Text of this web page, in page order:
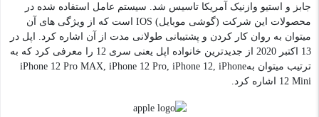
جابز و استیو وازنیک آمریکا تاسیس شد. سیستم عامل استفاده شده در
محصولات این شرکت (گوشی موبایل) IOS است که از ویژگی های آن
میتوان به روان کار کردن و پشتیبانی طولانی مدت از آن اشاره کرد. اپل در
13 اکتبر 2020 از جدیدترین خانواده اپل یعنی سری 12 را معرفی کرد که به
ترتیب میتوان بهiPhone 12 Pro MAX, iPhone 12 Pro, iPhone 12, iPhone
12 Mini اشاره کرد.